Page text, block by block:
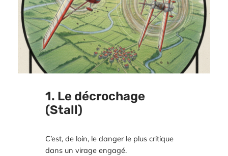
1. Le décrochage
(Stall)
C’est, de loin, le danger le plus critique
dans un virage engagé.